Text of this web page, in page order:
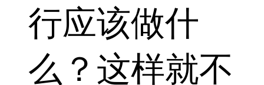
行应该做什
么？这样就不